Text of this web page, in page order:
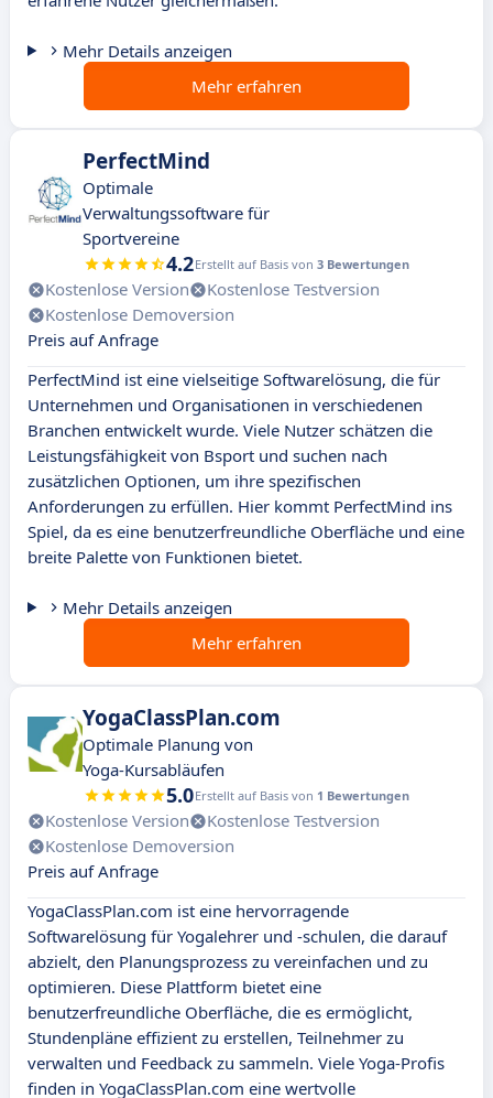
Mehr Details anzeigen
Mehr erfahren
PerfectMind
Optimale
Verwaltungssoftware für
Sportvereine
4.2Erstellt auf Basis von 3 Bewertungen
Kostenlose Version
Kostenlose Testversion
Kostenlose Demoversion
Preis auf Anfrage
PerfectMind ist eine vielseitige Softwarelösung, die für
Unternehmen und Organisationen in verschiedenen
Branchen entwickelt wurde. Viele Nutzer schätzen die
Leistungsfähigkeit von Bsport und suchen nach
zusätzlichen Optionen, um ihre spezifischen
Anforderungen zu erfüllen. Hier kommt PerfectMind ins
Spiel, da es eine benutzerfreundliche Oberfläche und eine
breite Palette von Funktionen bietet.
Mehr Details anzeigen
Mehr erfahren
YogaClassPlan.com
Optimale Planung von
Yoga-Kursabläufen
5.0Erstellt auf Basis von 1 Bewertungen
Kostenlose Version
Kostenlose Testversion
Kostenlose Demoversion
Preis auf Anfrage
YogaClassPlan.com ist eine hervorragende
Softwarelösung für Yogalehrer und -schulen, die darauf
abzielt, den Planungsprozess zu vereinfachen und zu
optimieren. Diese Plattform bietet eine
benutzerfreundliche Oberfläche, die es ermöglicht,
Stundenpläne effizient zu erstellen, Teilnehmer zu
verwalten und Feedback zu sammeln. Viele Yoga-Profis
finden in YogaClassPlan.com eine wertvolle